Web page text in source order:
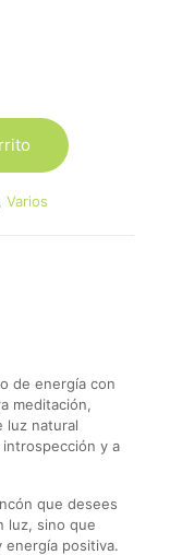
Varios
de energía con
meditación,
luz natural
y a
que desees
luz, sino que
energía positiva.